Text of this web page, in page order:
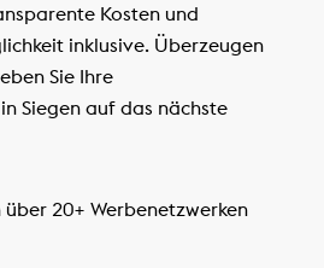
Kosten und
inklusive. Überzeugen
Sie Ihre
Siegen auf das nächste
20+ Werbenetzwerken